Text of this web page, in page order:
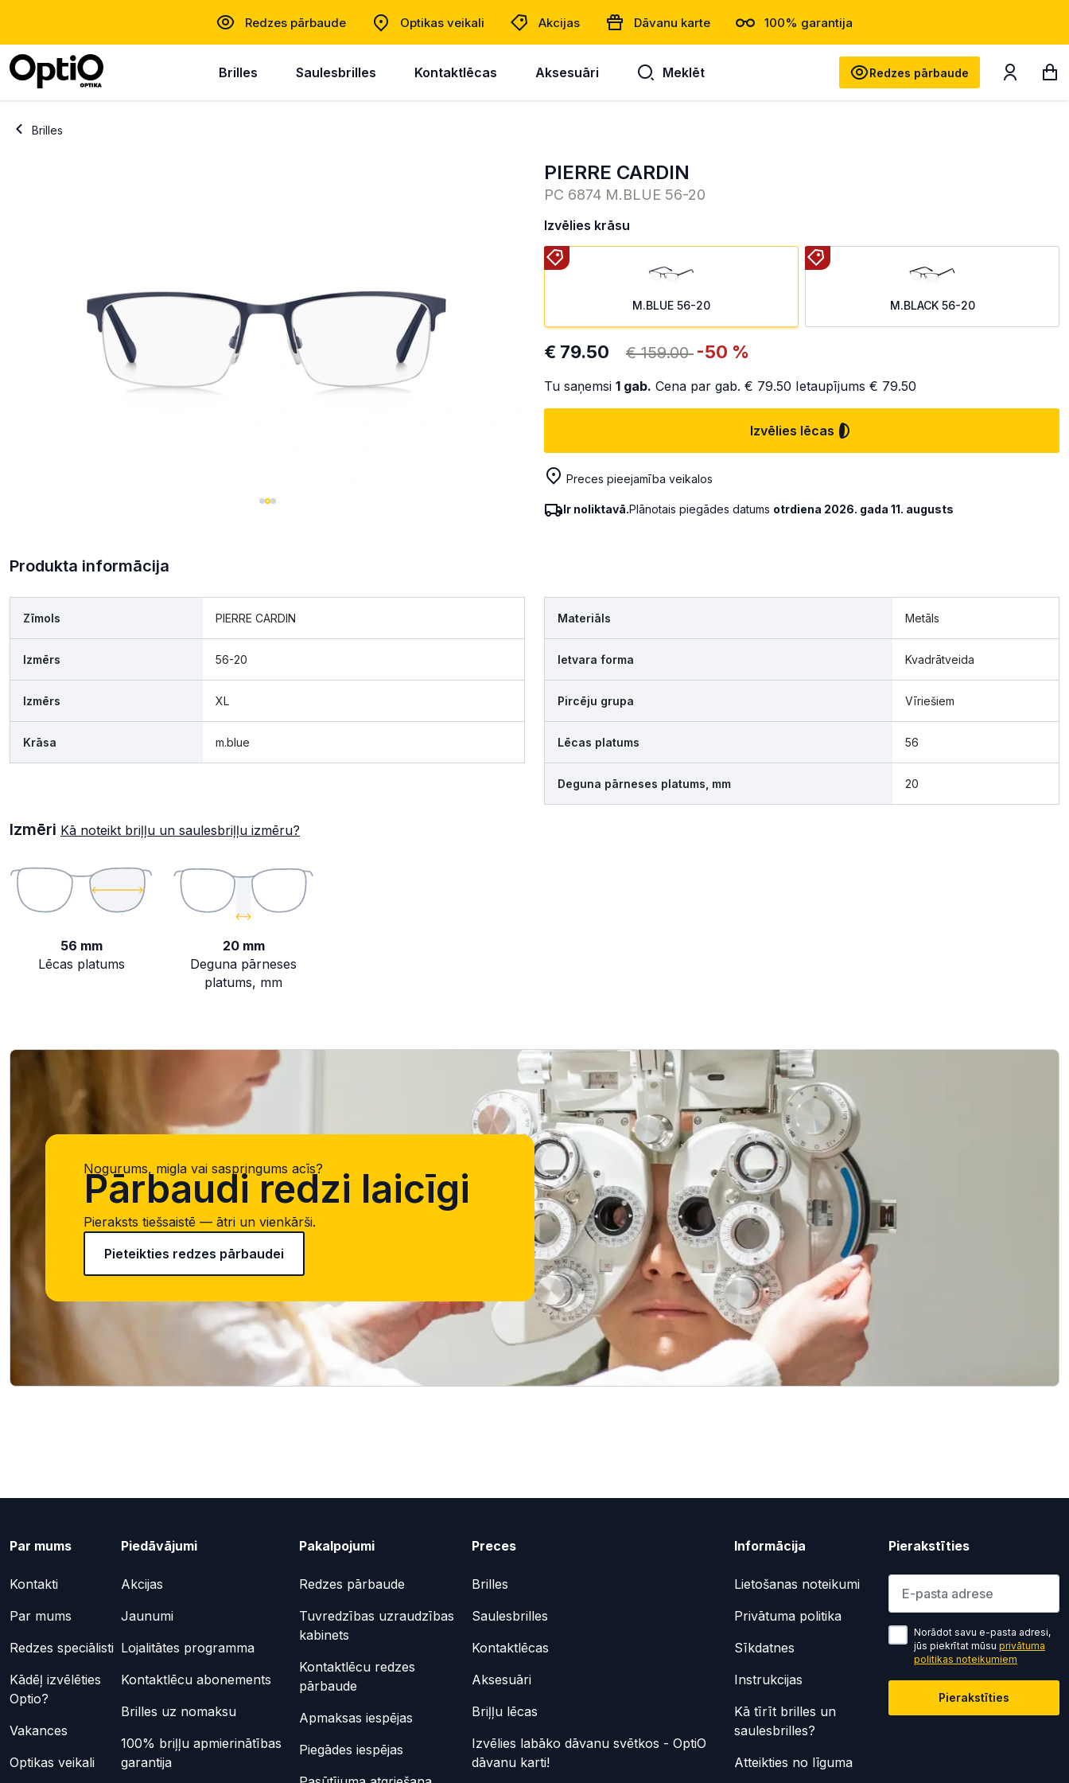
Redzes pārbaude Optikas veikali Akcijas Dāvanu karte 100% garantija
Brilles Saulesbrilles Kontaktlēcas Aksesuāri Meklēt Redzes pārbaude
Brilles
PIERRE CARDIN
PC 6874 M.BLUE 56-20
Izvēlies krāsu
M.BLUE 56-20 M.BLACK 56-20
€ 79.50 € 159.00 -50 %
Tu saņemsi 1 gab. Cena par gab. € 79.50 Ietaupījums € 79.50
Izvēlies lēcas
Preces pieejamība veikalos
Ir noliktavā.Plānotais piegādes datums otrdiena 2026. gada 11. augusts
Produkta informācija
Zīmols PIERRE CARDIN
Izmērs 56-20
Izmērs XL
Krāsa m.blue
Materiāls Metāls
Ietvara forma Kvadrātveida
Pircēju grupa Vīriešiem
Lēcas platums 56
Deguna pārneses platums, mm 20
Izmēri Kā noteikt briļļu un saulesbriļļu izmēru?
56 mm
Lēcas platums
20 mm
Deguna pārneses
platums, mm
Nogurums, migla vai saspringums acīs?
Pārbaudi redzi laicīgi
Pieraksts tiešsaistē — ātri un vienkārši.
Pieteikties redzes pārbaudei
Par mums
Kontakti
Par mums
Redzes speciālisti
Kādēļ izvēlēties
Optio?
Vakances
Optikas veikali
Piedāvājumi
Akcijas
Jaunumi
Lojalitātes programma
Kontaktlēcu abonements
Brilles uz nomaksu
100% briļļu apmierinātības
garantija
Pakalpojumi
Redzes pārbaude
Tuvredzības uzraudzības
kabinets
Kontaktlēcu redzes
pārbaude
Apmaksas iespējas
Piegādes iespējas
Preces
Brilles
Saulesbrilles
Kontaktlēcas
Aksesuāri
Briļļu lēcas
Izvēlies labāko dāvanu svētkos - OptiO
dāvanu karti!
Informācija
Lietošanas noteikumi
Privātuma politika
Sīkdatnes
Instrukcijas
Kā tīrīt brilles un
saulesbrilles?
Atteikties no līguma
Pierakstīties
Lūdzu ievadiet e-pasta adresi
Norādot savu e-pasta adresi,
jūs piekrītat mūsu privātuma
politikas noteikumiem
Pierakstīties